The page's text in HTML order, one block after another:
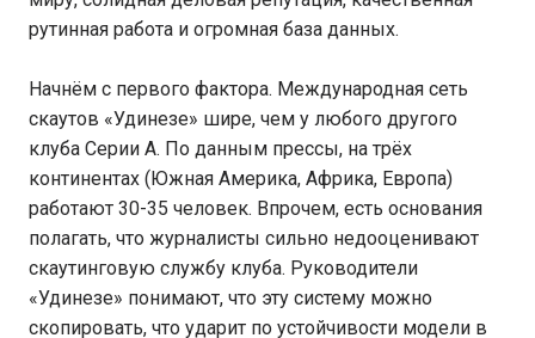
рутинная работа и огромная база данных.
Начнём с первого фактора. Международная сеть
скаутов «Удинезе» шире, чем у любого другого
клуба Серии А. По данным прессы, на трёх
континентах (Южная Америка, Африка, Европа)
работают 30-35 человек. Впрочем, есть основания
полагать, что журналисты сильно недооценивают
скаутинговую службу клуба. Руководители
«Удинезе» понимают, что эту систему можно
скопировать, что ударит по устойчивости модели в